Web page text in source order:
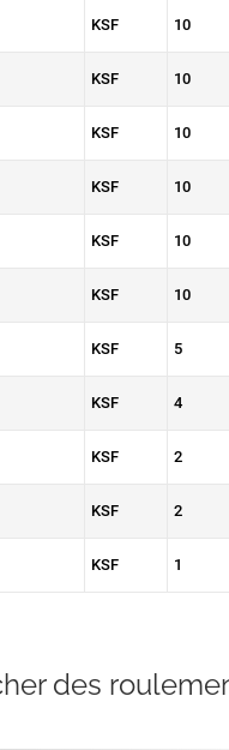
KSF 10
KSF 10
KSF 10
KSF 10
KSF 10
KSF 10
KSF 5
KSF 4
KSF 2
KSF 2
KSF 1
des